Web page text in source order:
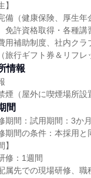
】
備（健康保険、厚生
免許資格取得・各種
用補助制度、社内ク
旅行ギフト券＆リフレ
情報
煙（屋外に喫煙場所設
間
期間：試用期間：3か
期間の条件：本採用と
】
修：1週間